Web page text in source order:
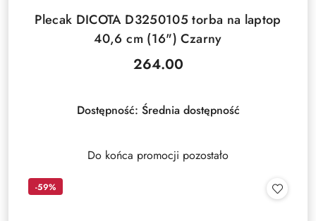
Plecak DICOTA D3250105 torba na laptop
40,6 cm (16") Czarny
Cena:
264.00
Dostępność: Średnia dostępność
Do końca promocji pozostało
-59%